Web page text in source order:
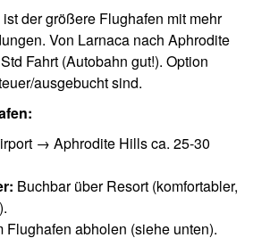
der größere Flughafen mit mehr
Von Larnaca nach Aphrodite
Fahrt (Autobahn gut!). Option
ausgebucht sind.
→ Aphrodite Hills ca. 25-30
Buchbar über Resort (komfortabler,
Flughafen abholen (siehe unten).